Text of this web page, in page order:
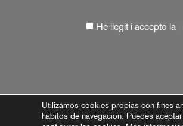
He llegit i accepto la
Utilizamos cookies propias con fines
hábitos de navegación. Puedes